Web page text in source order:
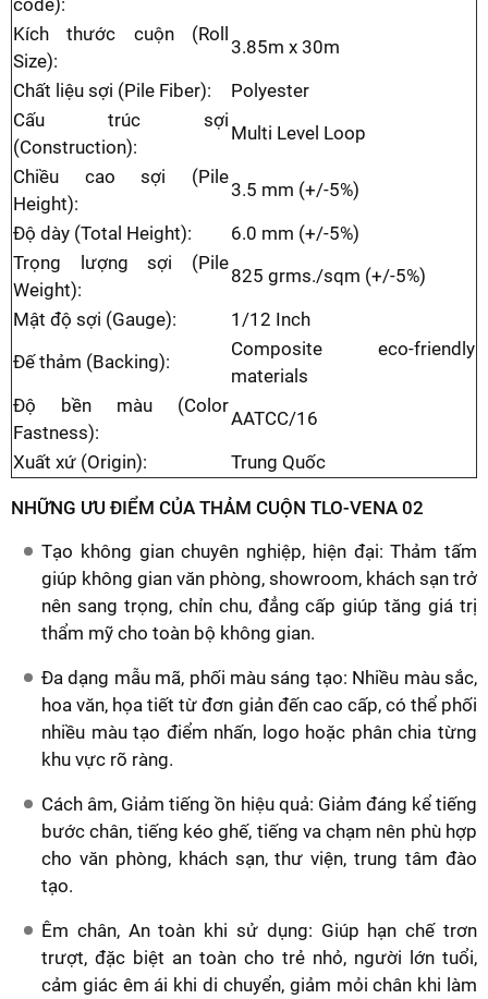
Kích thước cuộn (Roll
Size):
3.85m x 30m
Chất liệu sợi (Pile Fiber):
Polyester
Cấu trúc sợi
(Construction):
Multi Level Loop
Chiều cao sợi (Pile
Height):
3.5 mm (+/-5%)
Độ dày (Total Height):
6.0 mm (+/-5%)
Trọng lượng sợi (Pile
Weight):
825 grms./sqm (+/-5%)
Mật độ sợi (Gauge):
1/12 Inch
Đế thảm (Backing):
Composite eco-friendly
materials
Độ bền màu (Color
Fastness):
AATCC/16
Xuất xứ (Origin):
Trung Quốc
NHỮNG ƯU ĐIỂM CỦA THẢM CUỘN TLO-VENA 02
Tạo không gian chuyên nghiệp, hiện đại: Thảm tấm
giúp không gian văn phòng, showroom, khách sạn trở
nên sang trọng, chỉn chu, đẳng cấp giúp tăng giá trị
thẩm mỹ cho toàn bộ không gian.
Đa dạng mẫu mã, phối màu sáng tạo: Nhiều màu sắc,
hoa văn, họa tiết từ đơn giản đến cao cấp, có thể phối
nhiều màu tạo điểm nhấn, logo hoặc phân chia từng
khu vực rõ ràng.
Cách âm, Giảm tiếng ồn hiệu quả: Giảm đáng kể tiếng
bước chân, tiếng kéo ghế, tiếng va chạm nên phù hợp
cho văn phòng, khách sạn, thư viện, trung tâm đào
tạo.
Êm chân, An toàn khi sử dụng: Giúp hạn chế trơn
trượt, đặc biệt an toàn cho trẻ nhỏ, người lớn tuổi,
cảm giác êm ái khi di chuyển, giảm mỏi chân khi làm